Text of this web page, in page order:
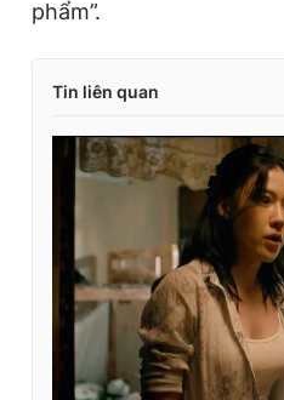
phẩm”.
Tin liên quan